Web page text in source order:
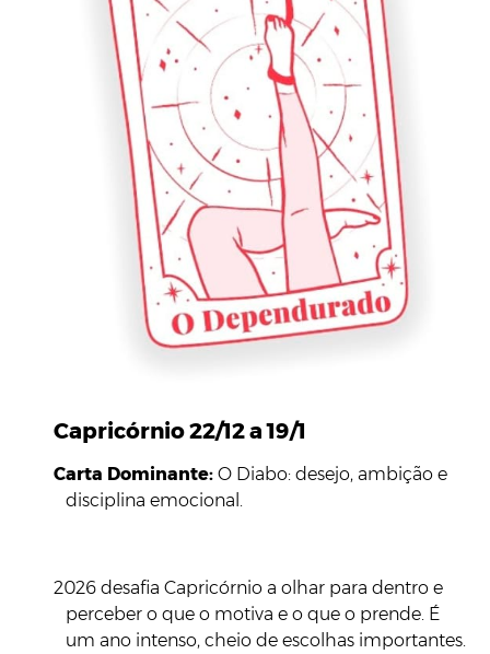
Capricórnio 22/12 a 19/1
Carta Dominante: O Diabo: desejo, ambição e
disciplina emocional.
2026 desafia Capricórnio a olhar para dentro e
perceber o que o motiva e o que o prende. É
um ano intenso, cheio de escolhas importantes.